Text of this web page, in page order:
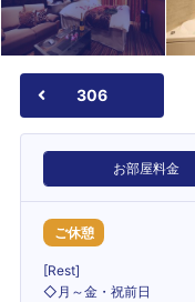
306
お部屋料金
ご休憩
[Rest]
◇月～金・祝前日